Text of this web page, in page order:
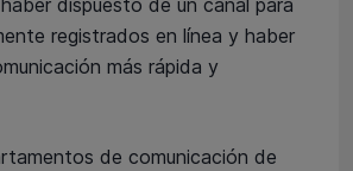
registrados en línea y haber
más rápida y
de comunicación de